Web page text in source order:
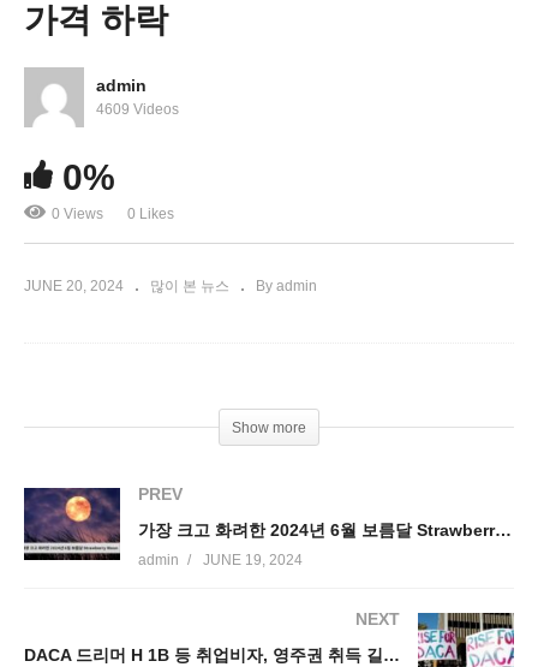
미국 연준 ‘올 7월과 8월 기준금리 인하 없이도 인하
효과 파급 조치 취한다’
가격 하락
admin
4609 Videos
0%
0 Views 0 Likes
JUNE 20, 2024 많이 본 뉴스 By admin
Show more
PREV
가장 크고 화려한 2024년 6월 보름달 Strawberry Moon
admin JUNE 19, 2024
NEXT
DACA 드리머 H 1B 등 취업비자, 영주권 취득 길 열린다 ‘재입국 금지 면제 신속 처리’